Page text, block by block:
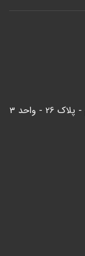
- واحد 3